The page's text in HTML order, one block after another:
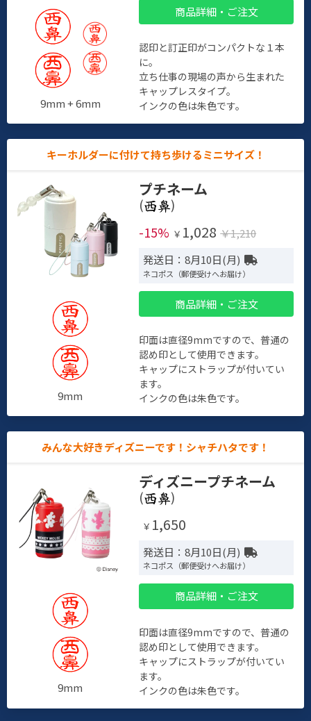
9mm + 6mm
商品詳細・ご注文
認印と訂正印がコンパクトな１本
に。
立ち仕事の現場の声から生まれた
キャップレスタイプ。
インクの色は朱色です。
キーホルダーに付けて持ち歩けるミニサイズ！
9mm
プチネーム
(
)
-15% ￥ 1,028 ￥1,210
発送日：8月10日(月)
ネコポス（郵便受けへお届け）
商品詳細・ご注文
印面は直径9mmですので、普通の
認め印として使用できます。
キャップにストラップが付いてい
ます。
インクの色は朱色です。
みんな大好きディズニーです！シャチハタです！
9mm
ディズニープチネーム
( )
￥ 1,650
発送日：8月10日(月)
ネコポス（郵便受けへお届け）
商品詳細・ご注文
印面は直径9mmですので、普通の
認め印として使用できます。
キャップにストラップが付いてい
ます。
インクの色は朱色です。